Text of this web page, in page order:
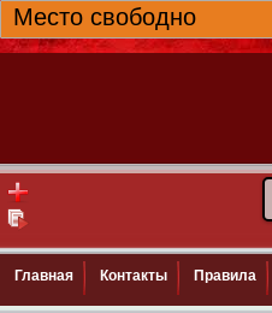
Место свободно
Главная Контакты Правила